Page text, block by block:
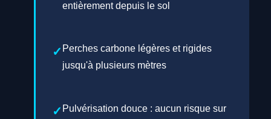
entièrement depuis le sol
Perches carbone légères et rigides
jusqu'à plusieurs mètres
Pulvérisation douce : aucun risque sur